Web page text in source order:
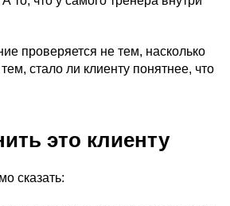
проверяется не тем, насколько
стало ли клиенту понятнее, что
это клиенту
сказать: